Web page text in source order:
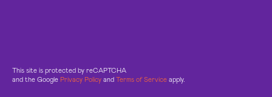
This site is protected by reCAPTCHA
and the Google Privacy Policy and Terms of Service apply.